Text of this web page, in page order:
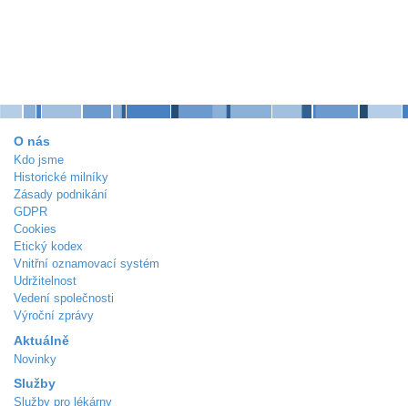
O nás
Kdo jsme
Historické milníky
Zásady podnikání
GDPR
Cookies
Etický kodex
Vnitřní oznamovací systém
Udržitelnost
Vedení společnosti
Výroční zprávy
Aktuálně
Novinky
Služby
Služby pro lékárny